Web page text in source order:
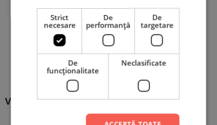
Văzute recent:
Strict
necesare
De
performanță
De
targetare
De
funcţionalitate
Neclasificate